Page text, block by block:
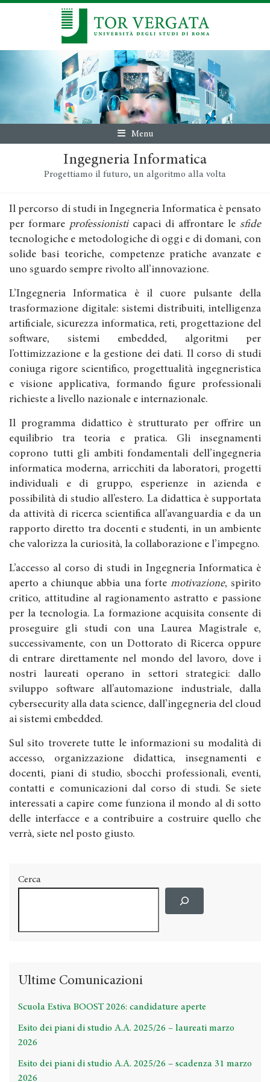
Menu
Ingegneria Informatica
Progettiamo il futuro, un algoritmo alla volta
Il percorso di studi in Ingegneria Informatica è pensato
per formare professionisticapaci di affrontare le sfide
tecnologiche e metodologiche di oggi e di domani, con
solide basi teoriche, competenze pratiche avanzate e
uno sguardo sempre rivolto all’innovazione.
L’Ingegneria Informatica è il cuore pulsante della
trasformazione digitale: sistemi distribuiti, intelligenza
artificiale, sicurezza informatica, reti, progettazione del
software, sistemi embedded, algoritmi per
l’ottimizzazione e la gestione dei dati. Il corso di studi
coniuga rigore scientifico, progettualità ingegneristica
e visione applicativa, formando figure professionali
richieste a livello nazionale e internazionale.
Il programma didattico è strutturato per offrire un
equilibrio tra teoria e pratica. Gli insegnamenti
coprono tutti gli ambiti fondamentali dell’ingegneria
informatica moderna, arricchiti da laboratori, progetti
individuali e di gruppo, esperienze in azienda e
possibilità di studio all’estero. La didattica è supportata
da attività di ricerca scientifica all’avanguardia e da un
rapporto diretto tra docenti e studenti, in un ambiente
che valorizza la curiosità, la collaborazione e l’impegno.
L’accesso al corso di studi in Ingegneria Informatica è
aperto a chiunque abbia una forte motivazione, spirito
critico, attitudine al ragionamento astratto e passione
per la tecnologia. La formazione acquisita consente di
proseguire gli studi con una Laurea Magistrale e,
successivamente, con un Dottorato di Ricerca oppure
di entrare direttamente nel mondo del lavoro, dove i
nostri laureati operano in settori strategici: dallo
sviluppo software all’automazione industriale, dalla
cybersecurity alla data science, dall’ingegneria del cloud
ai sistemi embedded.
Sul sito troverete tutte le informazioni su modalità di
accesso, organizzazione didattica, insegnamenti e
docenti, piani di studio, sbocchi professionali, eventi,
contatti e comunicazioni dal corso di studi. Se siete
interessati a capire come funziona il mondo al di sotto
delle interfacce e a contribuire a costruire quello che
verrà, siete nel posto giusto.
Cerca
Ultime Comunicazioni
Scuola Estiva BOOST 2026: candidature aperte
Esito dei piani di studio A.A. 2025/26 – laureati marzo
2026
Esito dei piani di studio A.A. 2025/26 – scadenza 31 marzo
2026